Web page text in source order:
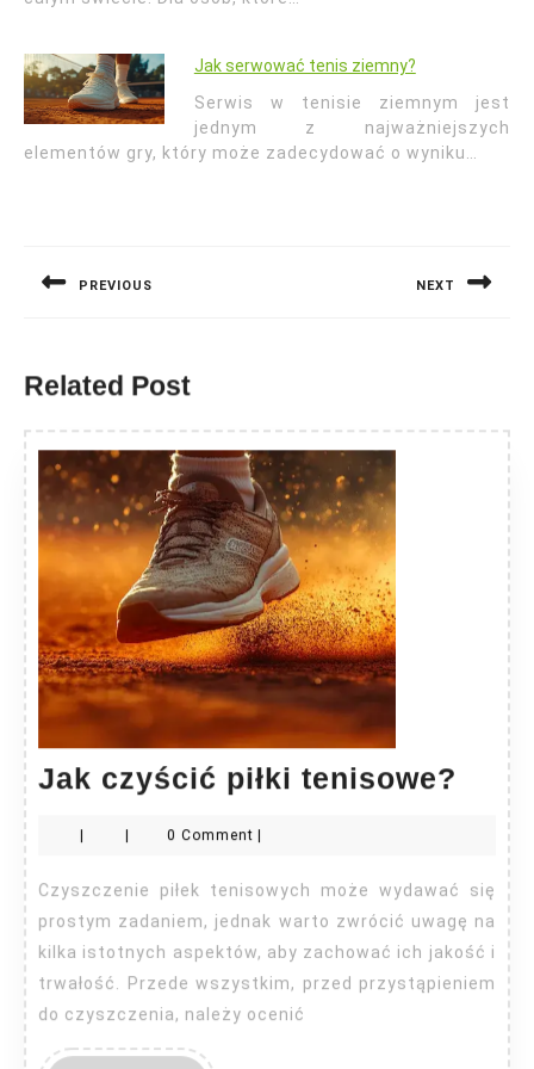
Jak serwować tenis ziemny?
Serwis w tenisie ziemnym jest
jednym z najważniejszych
elementów gry, który może zadecydować o wyniku…
PREVIOUS NEXT
Related Post
Jak czyścić piłki tenisowe? Jak
piłki
| | 0 Comment |
Czyszczenie piłek tenisowych może wydawać się
prostym zadaniem, jednak warto zwrócić uwagę na
kilka istotnych aspektów, aby zachować ich jakość i
trwałość. Przede wszystkim, przed przystąpieniem
do czyszczenia, należy ocenić